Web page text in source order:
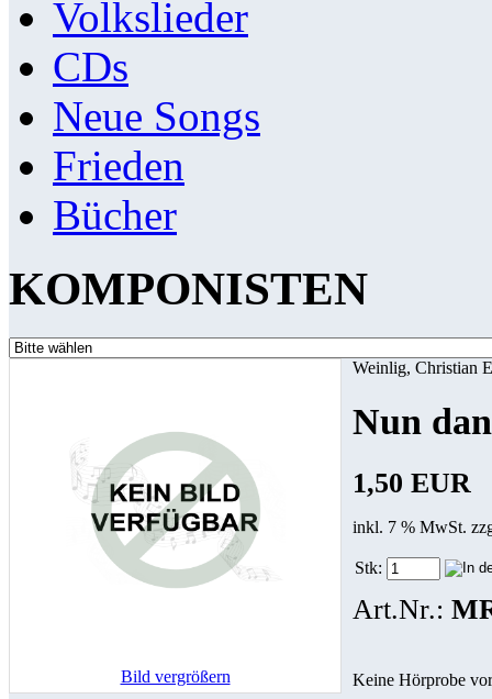
Volkslieder
CDs
Neue Songs
Frieden
Bücher
KOMPONISTEN
Bild vergrößern
Weinlig, Christian
Nun
1,50 EUR
inkl. 7 % MwSt.
Stk:
Art.Nr.:
Keine Hörprobe